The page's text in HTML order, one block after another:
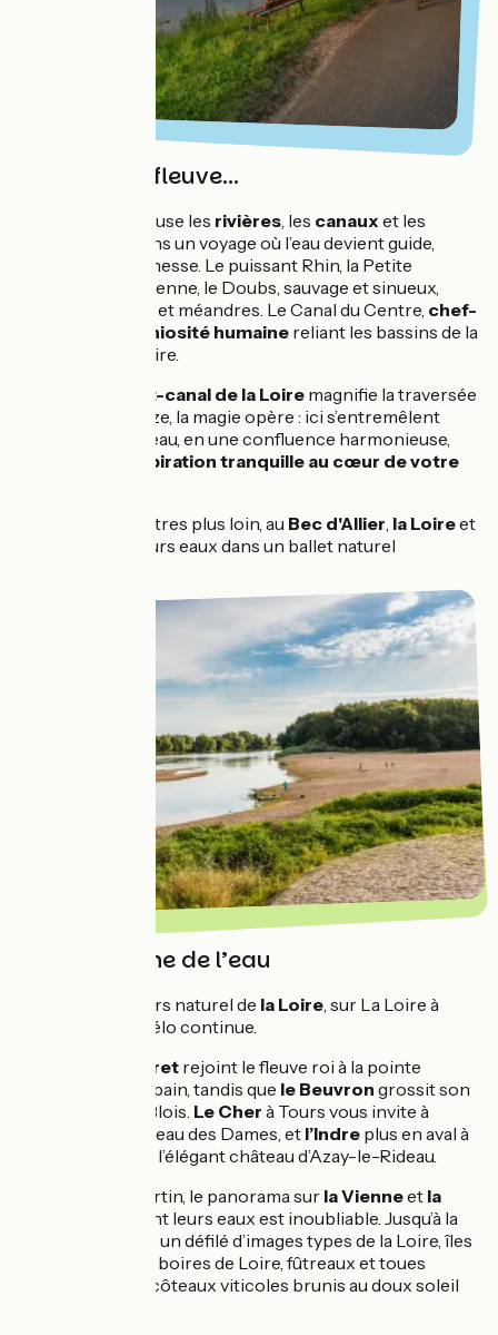
Un itinéraire fleuve...
L’EuroVelo 6 épouse les rivières, les canaux et les
dans un voyage où l’eau devient guide,
mémoire et promesse. Le puissant Rhin, la Petite
Camargue Alsacienne, le Doubs, sauvage et sinueux,
sculptant vallées et méandres. Le Canal du Centre, chef-
d’œuvre d’ingéniosité humaine reliant les bassins de la
Saône et de la Loire.
le pont-canal de la Loire magnifie la traversée
du fleuve. À Decize, la magie opère : ici s’entremêlent
plusieurs bras d’eau, en une confluence harmonieuse,
une respiration tranquille au cœur de votre
Quelques kilomètres plus loin, au Bec d'Allier, la Loireet
mêlent leurs eaux dans un ballet naturel
…sous le signe de l’eau
En suivant le cours naturel de la Loire, sur La Loire à
Vélo, la magie à vélo continue.
le Loiret rejoint le fleuve roi à la pointe
sauvage de Courpain, tandis que le Beuvron grossit son
débit en aval de Blois. Le Cher à Tours vous invite à
découvrir le château des Dames, et l’Indre plus en aval à
vous évader vers l’élégant château d’Azay-le-Rideau.
À Candes-St-Martin, le panorama sur la Vienneet la
entremêlant leurs eaux est inoubliable. Jusqu’à la
mer, c’est ensuite un défilé d’images types de la Loire, îles
et îlots sauvages, boires de Loire, fûtreaux et toues
cabanées, et les côteaux viticoles brunis au doux soleil